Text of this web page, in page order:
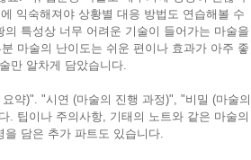
익숙해져야 상황별 대응 방법도 연습해볼 수
특성상 너무 어려운 기술이 들어가는 마술을
마술의 난이도는 쉬운 편이나 효과가 아주 좋
만 알차게 담았습니다.
약)". "시연 (마술의 진행 과정)", "비밀 (마술의
. 팁이나 주의사항, 기태의 노트와 같은 마술의
을 담은 추가 파트도 있습니다.